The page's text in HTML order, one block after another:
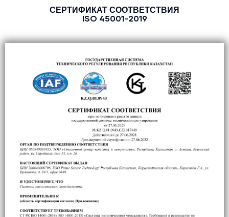
СЕРТИФИКАТ СООТВЕТСТВИЯ
ISO 45001-2019